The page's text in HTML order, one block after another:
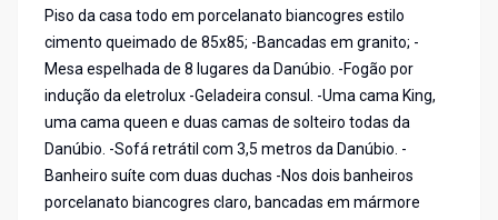
Piso da casa todo em porcelanato biancogres estilo
cimento queimado de 85x85; -Bancadas em granito; -
Mesa espelhada de 8 lugares da Danúbio. -Fogão por
indução da eletrolux -Geladeira consul. -Uma cama King,
uma cama queen e duas camas de solteiro todas da
Danúbio. -Sofá retrátil com 3,5 metros da Danúbio. -
Banheiro suíte com duas duchas -Nos dois banheiros
porcelanato biancogres claro, bancadas em mármore